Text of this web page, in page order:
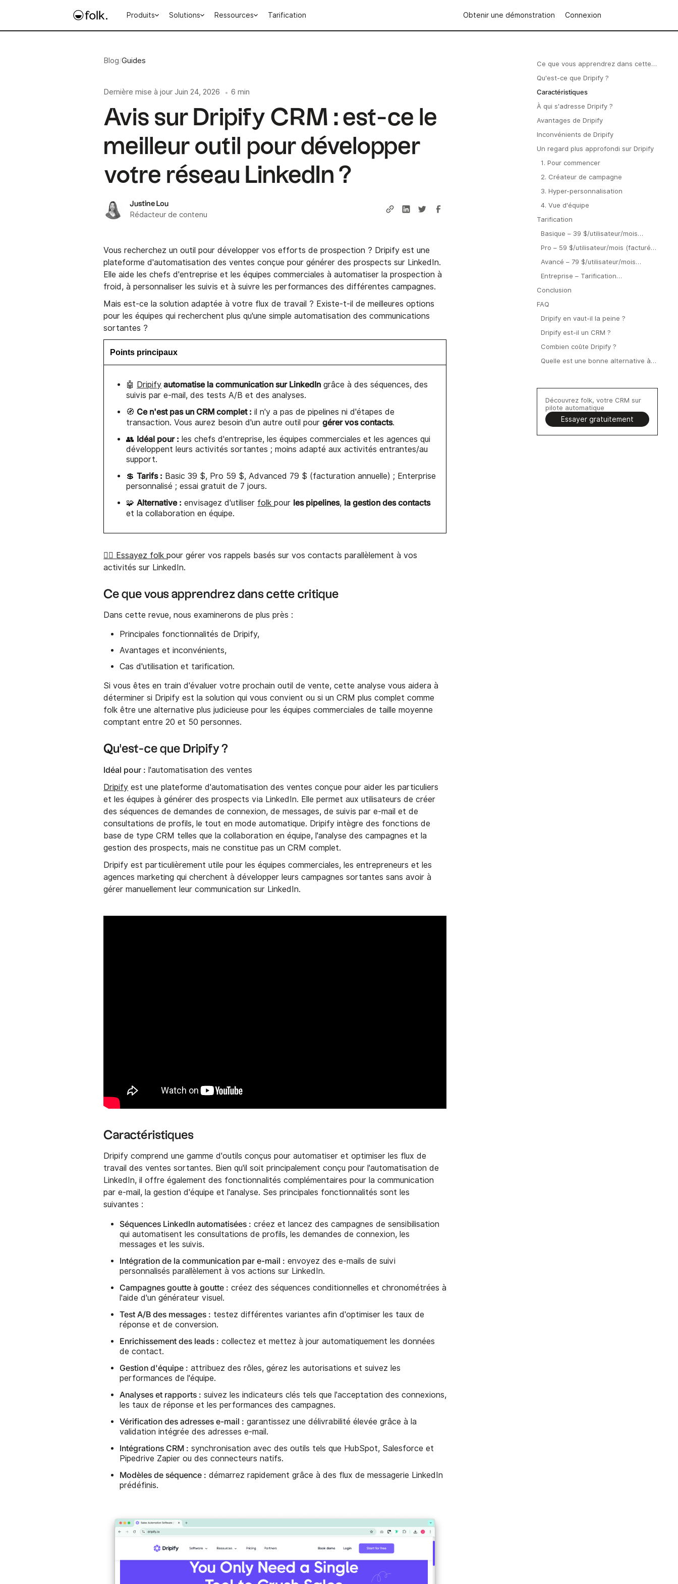
Produits Solutions Ressources Tarification Obtenir une démonstration Connexion
Blog/Guides
Dernière mise à jour Juin 24, 2026 • 6 min
Avis sur Dripify CRM : est-ce le
meilleur outil pour développer
votre réseau LinkedIn ?
Justine Lou
Rédacteur de contenu
Vous recherchez un outil pour développer vos efforts de prospection ? Dripify est une
plateforme d'automatisation des ventes conçue pour générer des prospects sur LinkedIn.
Elle aide les chefs d'entreprise et les équipes commerciales à automatiser la prospection à
froid, à personnaliser les suivis et à suivre les performances des différentes campagnes.
Mais est-ce la solution adaptée à votre flux de travail ? Existe-t-il de meilleures options
pour les équipes qui recherchent plus qu'une simple automatisation des communications
sortantes ?
Points principaux
🤖 Dripify automatise la communication sur LinkedIn grâce à des séquences, des
suivis par e-mail, des tests A/B et des analyses.
🧭Ce n'est pas un CRM complet : il n'y a pas de pipelines ni d'étapes de
transaction. Vous aurez besoin d'un autre outil pourgérer vos contacts.
👥 Idéal pour : les chefs d'entreprise, les équipes commerciales et les agences qui
développent leurs activités sortantes ; moins adapté aux activités entrantes/au
support.
💲Tarifs : Basic 39 $, Pro 59 $, Advanced 79 $ (facturation annuelle) ; Enterprise
personnalisé ; essai gratuit de 7 jours.
🧩Alternative : envisagez d'utiliser folkpour les pipelines, la gestion des contacts
et la collaboration en équipe.
👉🏼 Essayez folkpour gérer vos rappels basés sur vos contacts parallèlement à vos
activités sur LinkedIn.
Ce que vous apprendrez dans cette critique
Dans cette revue, nous examinerons de plus près :
Principales fonctionnalités de Dripify,
Avantages et inconvénients,
Cas d'utilisation et tarification.
Si vous êtes en train d'évaluer votre prochain outil de vente, cette analyse vous aidera à
déterminer si Dripify est la solution qui vous convient ou si un CRM plus complet comme
folk être une alternative plus judicieuse pour les équipes commerciales de taille moyenne
comptant entre 20 et 50 personnes.
Qu'est-ce que Dripify ?
Idéal pour : l'automatisation des ventes
Dripify est une plateforme d'automatisation des ventes conçue pour aider les particuliers
et les équipes à générer des prospects via LinkedIn. Elle permet aux utilisateurs de créer
des séquences de demandes de connexion, de messages, de suivis par e-mail et de
consultations de profils, le tout en mode automatique. Dripify intègre des fonctions de
base de type CRM telles que la collaboration en équipe, l'analyse des campagnes et la
gestion des prospects, mais ne constitue pas un CRM complet.
Dripify est particulièrement utile pour les équipes commerciales, les entrepreneurs et les
agences marketing qui cherchent à développer leurs campagnes sortantes sans avoir à
gérer manuellement leur communication sur LinkedIn.
Caractéristiques
Dripify comprend une gamme d'outils conçus pour automatiser et optimiser les flux de
travail des ventes sortantes. Bien qu'il soit principalement conçu pour l'automatisation de
LinkedIn, il offre également des fonctionnalités complémentaires pour la communication
par e-mail, la gestion d'équipe et l'analyse. Ses principales fonctionnalités sont les
suivantes :
Séquences LinkedIn automatisées : créez et lancez des campagnes de sensibilisation
qui automatisent les consultations de profils, les demandes de connexion, les
messages et les suivis.
Intégration de la communication par e-mail : envoyez des e-mails de suivi
personnalisés parallèlement à vos actions sur LinkedIn.
Campagnes goutte à goutte : créez des séquences conditionnelles et chronométrées à
l'aide d'un générateur visuel.
Test A/B des messages : testez différentes variantes afin d'optimiser les taux de
réponse et de conversion.
Enrichissement des leads : collectez et mettez à jour automatiquement les données
de contact.
Gestion d'équipe : attribuez des rôles, gérez les autorisations et suivez les
performances de l'équipe.
Analyses et rapports : suivez les indicateurs clés tels que l'acceptation des connexions,
les taux de réponse et les performances des campagnes.
Vérification des adresses e-mail : garantissez une délivrabilité élevée grâce à la
validation intégrée des adresses e-mail.
Intégrations CRM : synchronisation avec des outils tels que HubSpot, Salesforce et
Pipedrive Zapier ou des connecteurs natifs.
Modèles de séquence : démarrez rapidement grâce à des flux de messagerie LinkedIn
prédéfinis.
Ce que vous apprendrez dans cette
Qu'est-ce que Dripify ?
Caractéristiques
À qui s'adresse Dripify ?
Avantages de Dripify
Inconvénients de Dripify
Un regard plus approfondi sur Dripify
1. Pour commencer
2. Créateur de campagne
3. Hyper-personnalisation
4. Vue d'équipe
Tarification
Basique – 39 $/utilisateur/mois
(facturé annuellement)
Pro – 59 $/utilisateur/mois (facturé
annuellement)
Avancé – 79 $/utilisateur/mois
Entreprise – Tarification
Conclusion
FAQ
Dripify en vaut-il la peine ?
Dripify est-il un CRM ?
Combien coûte Dripify ?
Quelle est une bonne alternative à
Découvrez folk, votre CRM sur
pilote automatique
Essayer gratuitement